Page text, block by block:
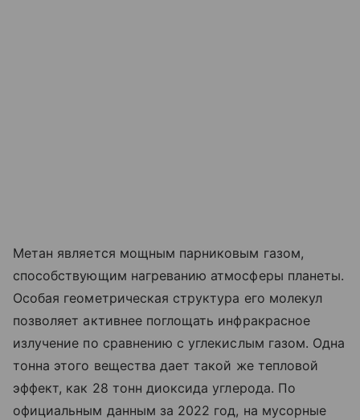
Метан является мощным парниковым газом,
способствующим нагреванию атмосферы планеты.
Особая геометрическая структура его молекул
позволяет активнее поглощать инфракрасное
излучение по сравнению с углекислым газом. Одна
тонна этого вещества дает такой же тепловой
эффект, как 28 тонн диоксида углерода. По
официальным данным за 2022 год, на мусорные